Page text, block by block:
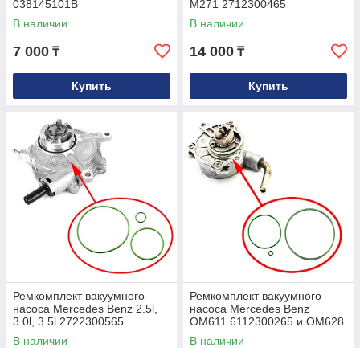
038145101B
В наличии
7 000 ₸
Купить
M271 2712300465
В наличии
14 000 ₸
Купить
Ремкомплект вакуумного
насоса Mercedes Benz 2.5l,
3.0l, 3.5l 2722300565
LA1231078
В наличии
Ремкомплект вакуумного
насоса Mercedes Benz
OM611 6112300265 и OM628
6282300065
В наличии